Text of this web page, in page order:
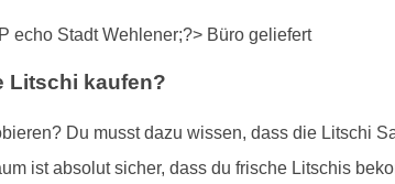
Litschi kaufen?
Du musst dazu wissen, dass die Litschi
ist absolut sicher, dass du frische Litschis